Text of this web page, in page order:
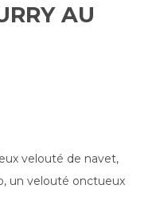
AU
velouté de navet,
un velouté onctueux